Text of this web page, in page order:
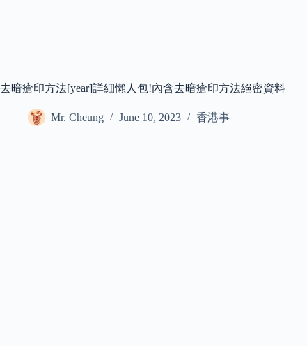
去暗瘡印方法[year]詳細懶人包!內含去暗瘡印方法絕密資料
Mr. Cheung June 10, 2023 香港事